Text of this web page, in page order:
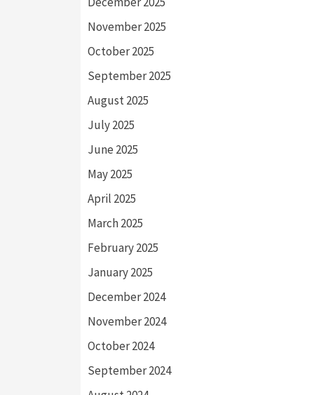
November 2025
October 2025
September 2025
August 2025
July 2025
June 2025
May 2025
April 2025
March 2025
February 2025
January 2025
December 2024
November 2024
October 2024
September 2024